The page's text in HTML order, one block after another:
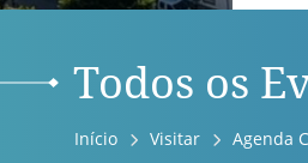
Todos os
Início Visitar Agenda